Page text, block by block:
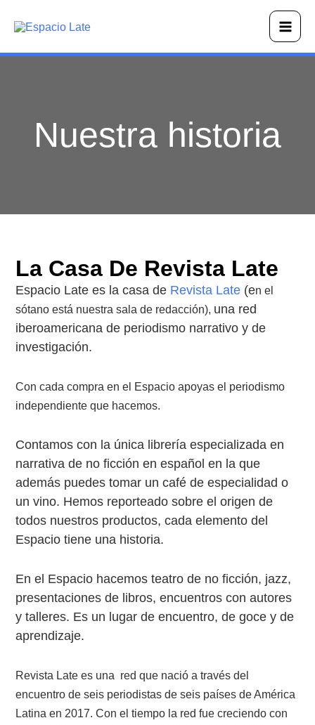
Main
Nuestra historia
La Casa De Revista Late
Espacio Late es la casa de Revista Late (en el
sótano está nuestra sala de redacción), una red
iberoamericana de periodismo narrativo y de
investigación.
Con cada compra en el Espacio apoyas el periodismo
independiente que hacemos.
Contamos con la única librería especializada en
narrativa de no ficción en español en la que
además puedes tomar un café de especialidad o
un vino. Hemos reporteado sobre el origen de
todos nuestros productos, cada elemento del
Espacio tiene una historia.
En el Espacio hacemos teatro de no ficción, jazz,
presentaciones de libros, encuentros con autores
y talleres. Es un lugar de encuentro, de goce y de
aprendizaje.
Revista Late es una red que nació a través del
encuentro de seis periodistas de seis países de América
Latina en 2017. Con el tiempo la red fue creciendo con